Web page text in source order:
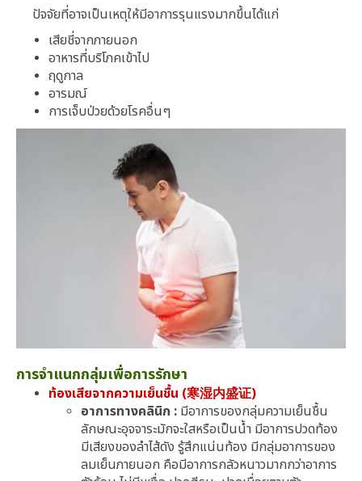
ปัจจัยที่อาจเป็นเหตุให้มีอาการรุนแรงมากขึ้นได้แก่
เสียชี่จากภายนอก
อาหารที่บริโภคเข้าไป
ฤดูกาล
อารมณ์
การเจ็บป่วยด้วยโรคอื่นๆ
การจำแนกกลุ่มเพื่อการรักษา
ท้องเสียจากความเย็นชื้น (寒湿内盛证)
อาการทางคลินิก : มีอาการของกลุ่มความเย็นชื้น
ลักษณะอุจจาระมักจะใสหรือเป็นน้ำ มีอาการปวดท้อง
มีเสียงของลำไส้ดัง รู้สึกแน่นท้อง มีกลุ่มอาการของ
ลมเย็นภายนอก คือมีอาการกลัวหนาวมากกว่าอาการ